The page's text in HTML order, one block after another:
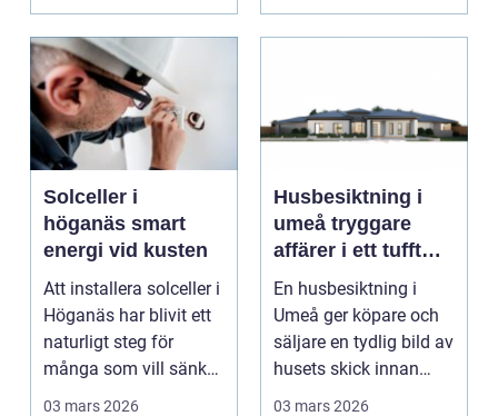
Solceller i
höganäs smart
energi vid kusten
Att installera solceller i
Höganäs har blivit ett
naturligt steg för
många som vill sänka
sina elkos...
03 mars 2026
Husbesiktning i
umeå tryggare
affärer i ett tufft
klimat
En husbesiktning i
Umeå ger köpare och
säljare en tydlig bild av
husets skick innan
affären genomför...
03 mars 2026